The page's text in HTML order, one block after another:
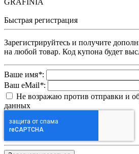
GRAFINIA
Быстрая регистрация
Зарегистрируйтесь и получите
на любой товар. Код купона будет
Ваше имя*:
Ваш eMail*:
Не возражаю против отправки и
данных